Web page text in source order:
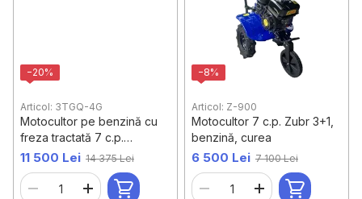
−20%
Articol: 3TGQ-4G
Motocultor pe benzină cu
freza tractată 7 c.p.
HWASDAN 3TGQ-4G
11 500 Lei 14 375 Lei
−8%
Articol: Z-900
Motocultor 7 c.p. Zubr 3+1,
benzină, curea
6 500 Lei 7 100 Lei